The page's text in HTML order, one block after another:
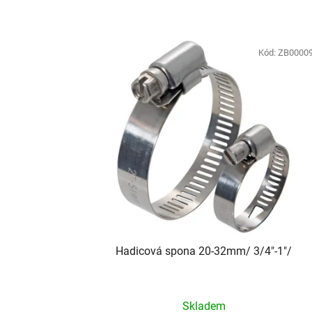
Hadicová spona 20-32mm/ 3/4"-1"/
Skladem
Kód: